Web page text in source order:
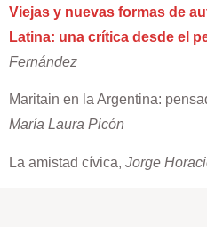
Viejas y nuevas formas de
Latina: una crítica desde el
Fernández
Maritain en la Argentina:
María Laura Picón
La amistad cívica, Jorge